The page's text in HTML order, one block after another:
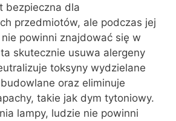
bezpieczna dla
przedmiotów, ale podczas jej
nie powinni znajdować się w
skutecznie usuwa alergeny
toksyny wydzielane
oraz eliminuje
takie jak dym tytoniowy.
lampy, ludzie nie powinni